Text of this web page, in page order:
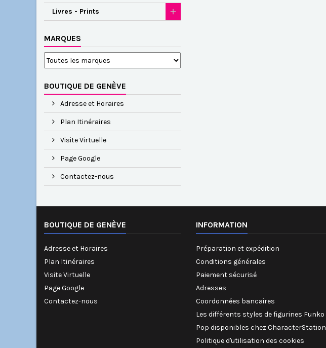
Livres - Prints
MARQUES
BOUTIQUE DE GENÈVE
Adresse et Horaires
Plan Itinéraires
Visite Virtuelle
Page Google
Contactez-nous
BOUTIQUE DE GENÈVE
Adresse et Horaires
Plan Itinéraires
Visite Virtuelle
Page Google
Contactez-nous
INFORMATION
Préparation et expédition
Conditions générales
Paiement sécurisé
Adresses
Coordonnées bancaires
Les différents styles de figurines Funko
Pop disponibles chez CharacterStation
Politique d'utilisation des cookies